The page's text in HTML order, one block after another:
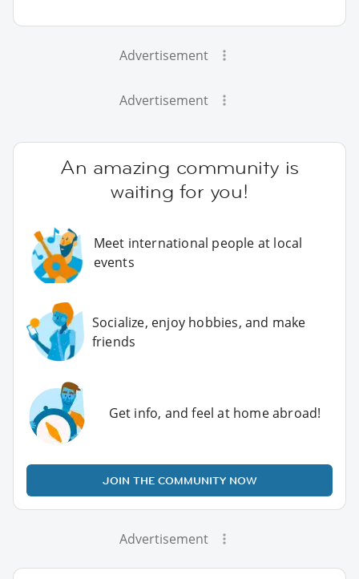
Advertisement
Advertisement
An amazing community is
waiting for you!
Meet international people at local
events
Socialize, enjoy hobbies, and make
friends
Get info, and feel at home abroad!
JOIN THE COMMUNITY NOW
Advertisement